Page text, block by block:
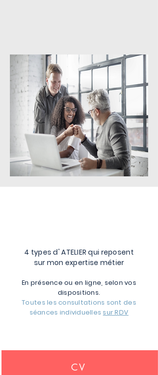
4 types d' ATELIER qui reposent
sur mon expertise métier
En présence ou en ligne, selon vos
dispositions​.
Toutes les consultations sont des
séances individuelles sur RDV
CV